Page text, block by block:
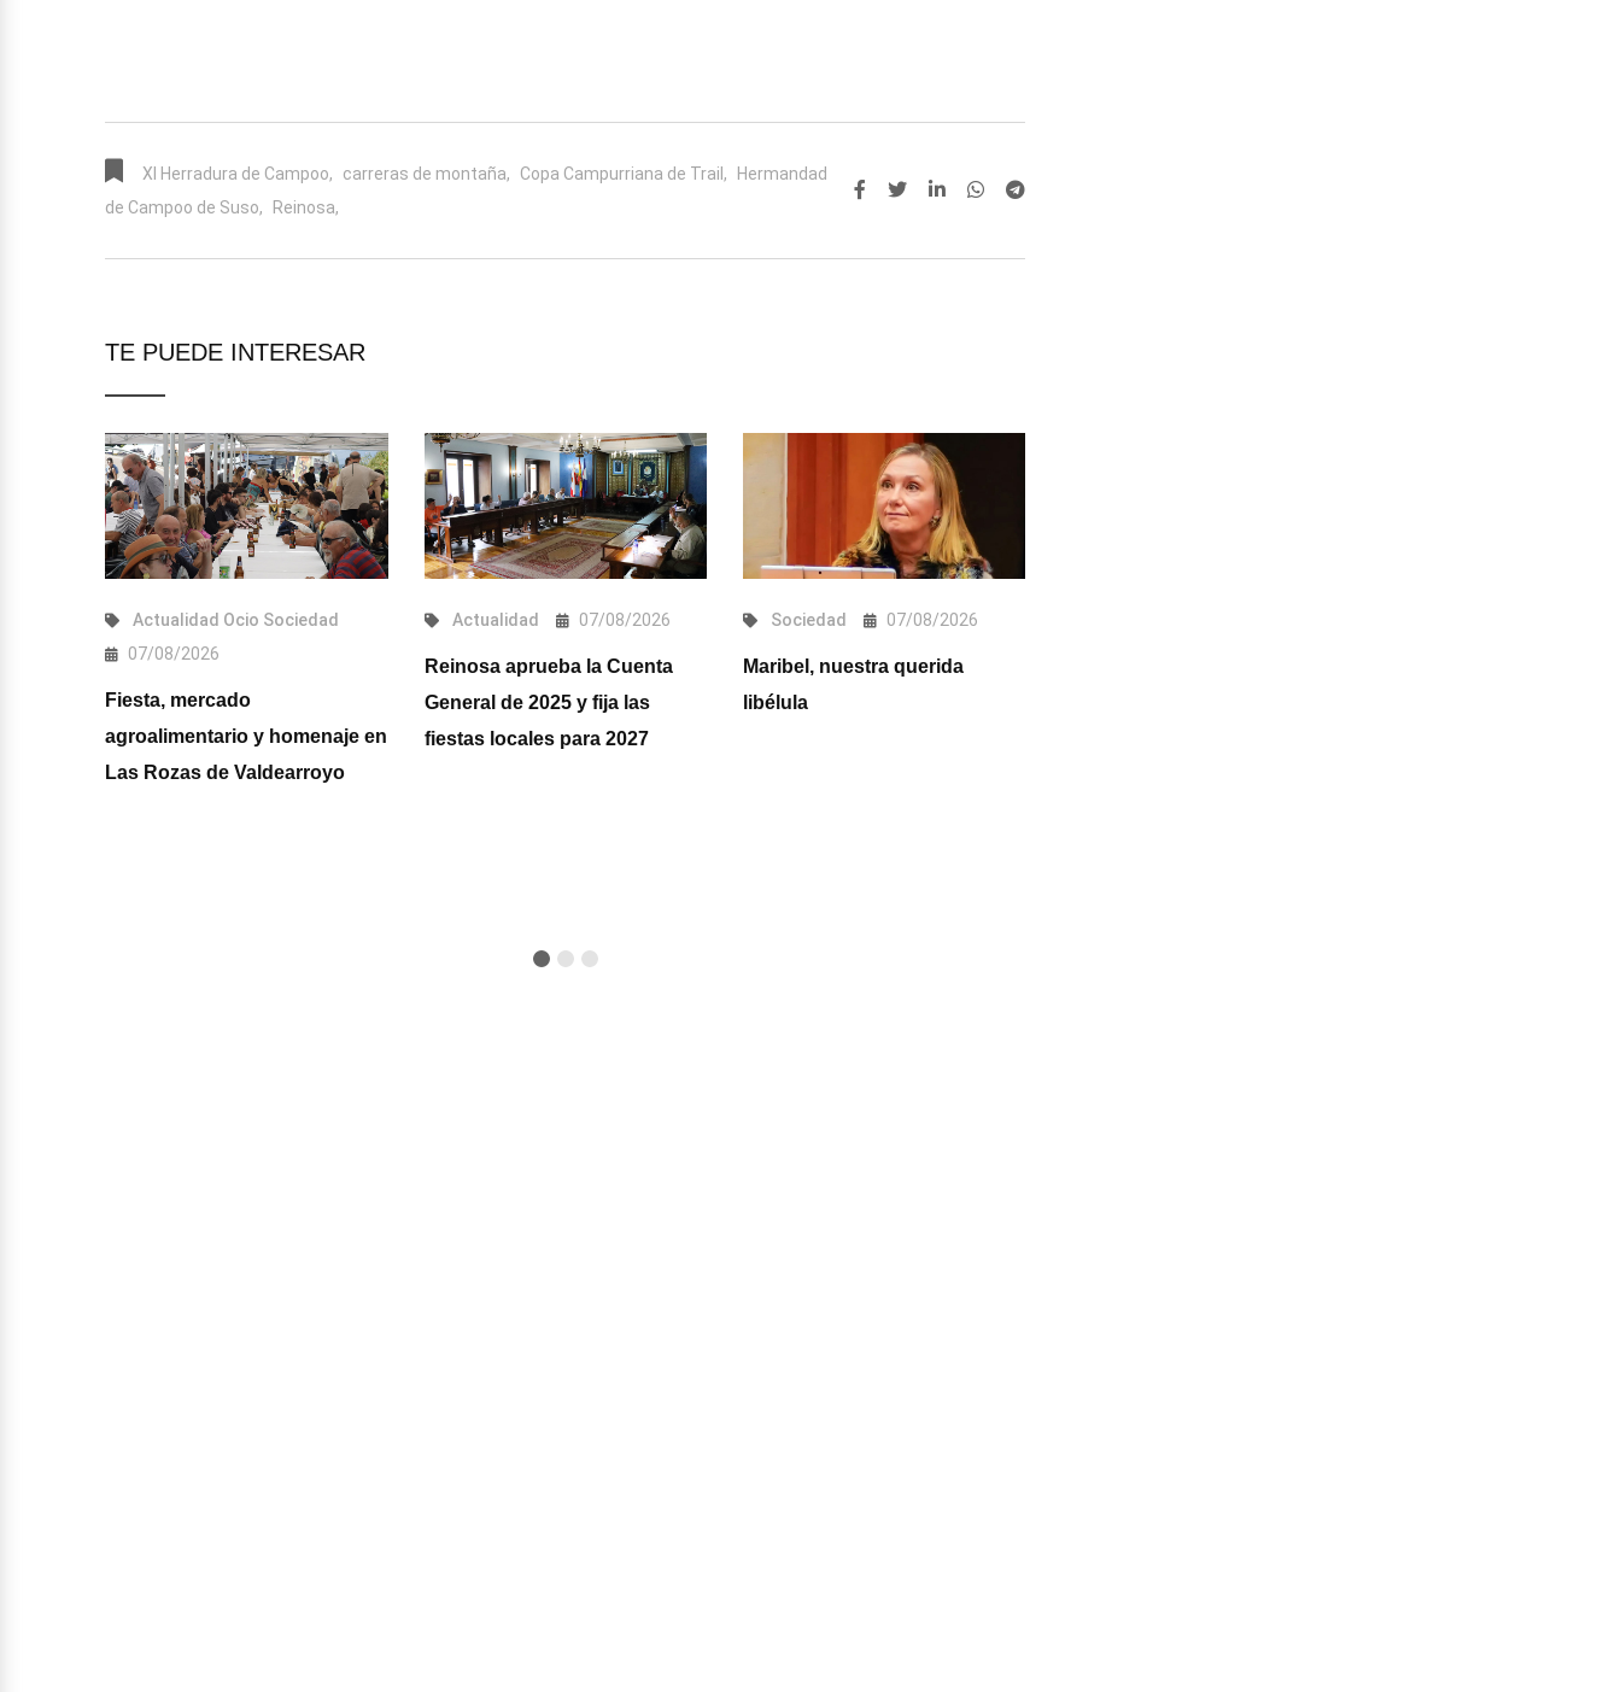
XI Herradura de Campoo, carreras de montaña, Copa Campurriana de Trail,
Hermandad
de Campoo de Suso,
Reinosa,
TE PUEDE INTERESAR
Actualidad Ocio Sociedad
07/08/2026
Fiesta, mercado
agroalimentario y homenaje en
Las Rozas de Valdearroyo
Actualidad 07/08/2026
Reinosa aprueba la Cuenta
General de 2025 y fija las
fiestas locales para 2027
Sociedad 07/08/2026
Maribel, nuestra querida
libélula